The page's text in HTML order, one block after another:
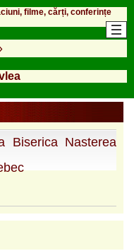
filme, cărți, conferințe
›
Biserica Nasterea